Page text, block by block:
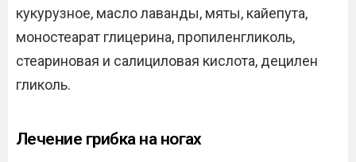
кукурузное, масло лаванды, мяты, кайепута,
моностеарат глицерина, пропиленгликоль,
стеариновая и салициловая кислота, децилен
гликоль.
Лечение грибка на ногах